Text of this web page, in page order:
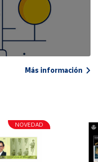
Más información
NOVEDAD